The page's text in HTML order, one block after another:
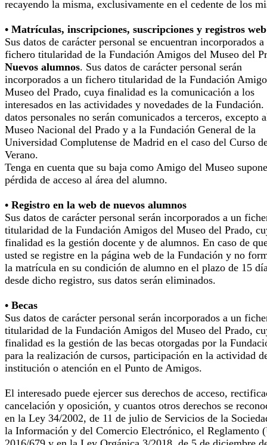
recayendo la misma, exclusivamente en el cedente de los
• Matrículas, inscripciones, suscripciones y registros web
Sus datos de carácter personal se encuentran incorporados a
fichero titularidad de la Fundación Amigos del Museo del
Nuevos alumnos. Sus datos de carácter personal serán
incorporados a un fichero titularidad de la Fundación
Museo del Prado, cuya finalidad es la comunicación a los
interesados en las actividades y novedades de la Fundación.
datos personales no serán comunicados a terceros, excepto
Museo Nacional del Prado y a la Fundación General de la
Universidad Complutense de Madrid en el caso del Curso
Verano.
Tenga en cuenta que su baja como Amigo del Museo
pérdida de acceso al área del alumno.
• Registro en la web de nuevos alumnos
Sus datos de carácter personal serán incorporados a un
titularidad de la Fundación Amigos del Museo del Prado,
finalidad es la gestión docente y de alumnos. En caso de
usted se registre en la página web de la Fundación y no
la matrícula en su condición de alumno en el plazo de 15
desde dicho registro, sus datos serán eliminados.
• Becas
Sus datos de carácter personal serán incorporados a un
titularidad de la Fundación Amigos del Museo del Prado,
finalidad es la gestión de las becas otorgadas por la
para la realización de cursos, participación en la actividad
institución o atención en el Punto de Amigos.
El interesado puede ejercer sus derechos de acceso,
cancelación y oposición, y cuantos otros derechos se
en la Ley 34/2002, de 11 de julio de Servicios de la
la Información y del Comercio Electrónico, el Reglamento